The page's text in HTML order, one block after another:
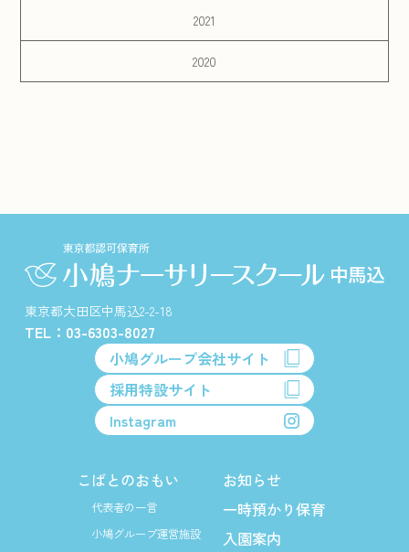
2021
2020
東京都大田区中馬込2-2-18
TEL：03-6303-8027
小鳩グループ会社サイト
採用特設サイト
Instagram
こばとのおもい
代表者の一言
小鳩グループ運営施設
お知らせ
一時預かり保育
入園案内